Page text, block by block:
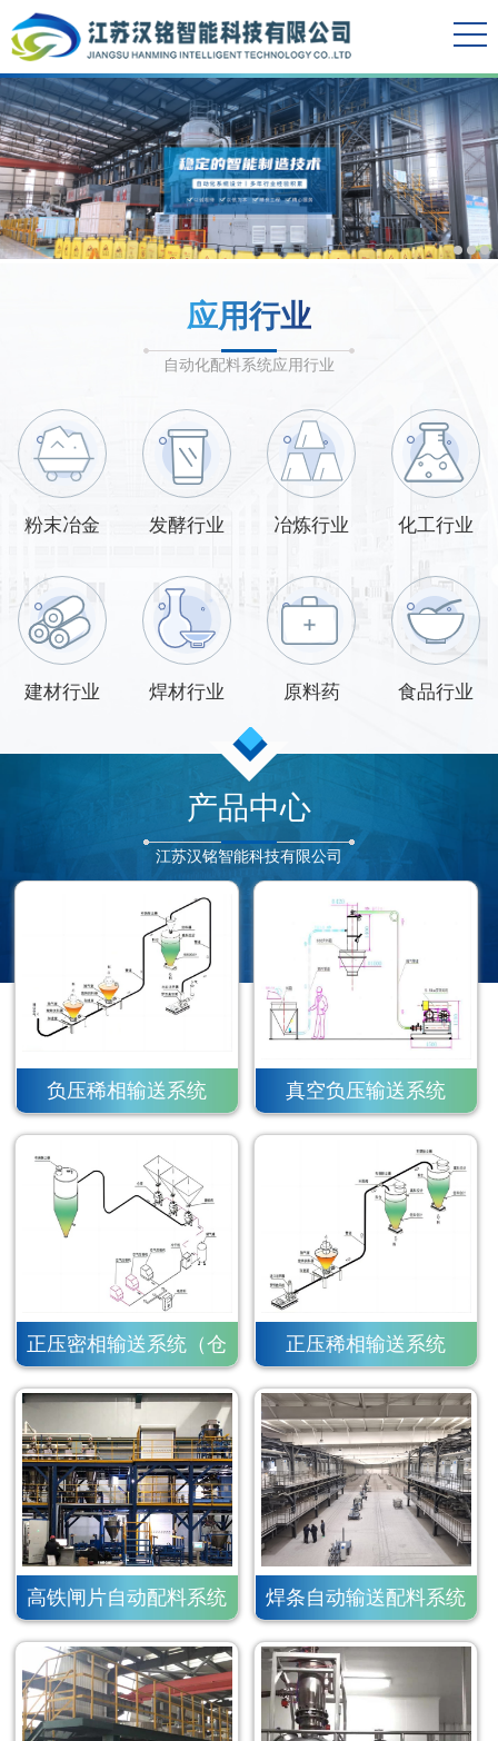
应用行业
自动化配料系统应用行业
粉末冶金 发酵行业 冶炼行业 化工行业
建材行业 焊材行业 原料药 食品行业
产品中心
江苏汉铭智能科技有限公司
负压稀相输送系统 真空负压输送系统
正压密相输送系统（仓
泵）
正压稀相输送系统
高铁闸片自动配料系统 焊条自动输送配料系统